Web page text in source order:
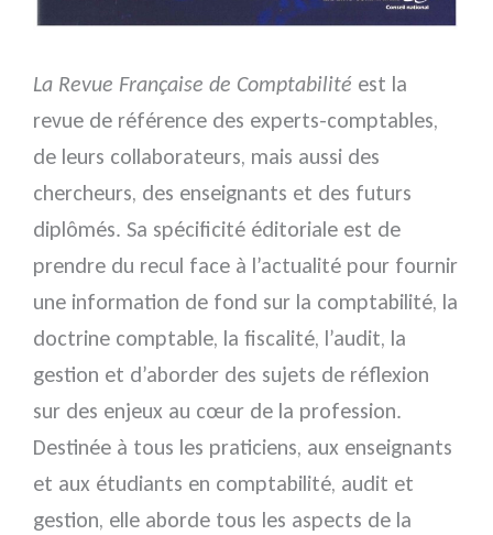
La Revue Française de Comptabilité est la
revue de référence des experts-comptables,
de leurs collaborateurs, mais aussi des
chercheurs, des enseignants et des futurs
diplômés. Sa spécificité éditoriale est de
prendre du recul face à l’actualité pour fournir
une information de fond sur la comptabilité, la
doctrine comptable, la fiscalité, l’audit, la
gestion et d’aborder des sujets de réflexion
sur des enjeux au cœur de la profession.
Destinée à tous les praticiens, aux enseignants
et aux étudiants en comptabilité, audit et
gestion, elle aborde tous les aspects de la